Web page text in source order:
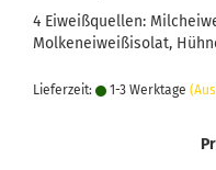
4 Eiweißquellen:
Molkeneiweißisolat,
Lieferzeit: 1-3 Werktage